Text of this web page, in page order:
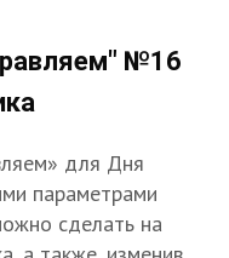
№16
для Дня
параметрами
сделать на